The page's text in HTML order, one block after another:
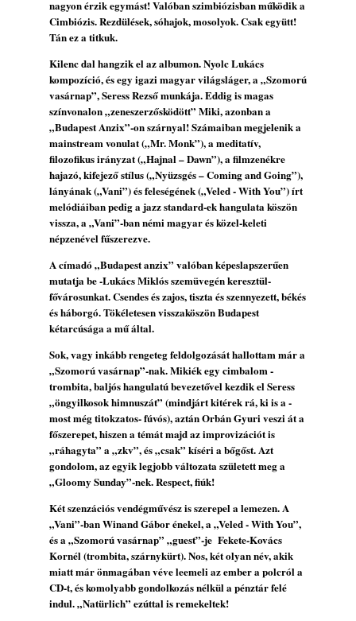
gyermekeik – 42. rész: Vörös László +
Vörösné Strausz Eszter + Vörös Bence
2026. július 30.
The Next Generation — 11. rész: Horváth
Szabolcs
2026. július 25.
Eged Márton: Old Songs
2026. július 25.
FREE JAZZ ALBUMS 2026 - 134. rész
2026. július 16.
A free jazz kiemelkedő alakjai - 79. rész:
Marion Brown
2026. július 13.
nagyon érzik egymást! Valóban szimbiózisban működik a
Cimbiózis. Rezdülések, sóhajok, mosolyok. Csak együtt!
Tán ez a titkuk.
Kilenc dal hangzik el az albumon. Nyolc Lukács
kompozíció, és egy igazi magyar világsláger, a „Szomorú
vasárnap”, Seress Rezső munkája. Eddig is magas
színvonalon „zeneszerzősködött” Miki, azonban a
„Budapest Anzix”-on szárnyal! Számaiban megjelenik a
mainstream vonulat („Mr. Monk”), a meditatív,
filozofikus irányzat („Hajnal – Dawn”), a filmzenékre
hajazó, kifejező stílus („Nyüzsgés – Coming and Going”),
lányának („Vani”) és feleségének („Veled - With You”) írt
melódiáiban pedig a jazz standard-ek hangulata köszön
vissza, a „Vani”-ban némi magyar és közel-keleti
népzenével fűszerezve.
A címadó „Budapest anzix” valóban képeslapszerűen
mutatja be -Lukács Miklós szemüvegén keresztül-
fővárosunkat. Csendes és zajos, tiszta és szennyezett, békés
és háborgó. Tökéletesen visszaköszön Budapest
kétarcúsága a mű által.
Sok, vagy inkább rengeteg feldolgozását hallottam már a
„Szomorú vasárnap”-nak. Mikiék egy cimbalom -
trombita, baljós hangulatú bevezetővel kezdik el Seress
„öngyilkosok himnuszát” (mindjárt kitérek rá, ki is a -
most még titokzatos- fúvós), aztán Orbán Gyuri veszi át a
főszerepet, hiszen a témát majd az improvizációt is
„ráhagyta” a „zkv”, és „csak” kíséri a bőgőst. Azt
gondolom, az egyik legjobb változata született meg a
„Gloomy Sunday”-nek. Respect, fiúk!
Két szenzációs vendégművész is szerepel a lemezen. A
„Vani”-ban Winand Gábor énekel, a „Veled - With You”,
és a „Szomorú vasárnap” „guest”-je Fekete-Kovács
Kornél (trombita, szárnykürt). Nos, két olyan név, akik
miatt már önmagában véve leemeli az ember a polcról a
CD-t, és komolyabb gondolkozás nélkül a pénztár felé
indul. „Natürlich” ezúttal is remekeltek!